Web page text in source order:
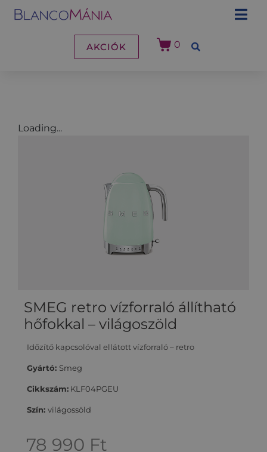
AKCIÓK 0
Loading...
SMEG retro vízforraló állítható
hőfokkal – világoszöld
Időzítő kapcsolóval ellátott vízforraló – retro
Gyártó: Smeg
Cikkszám: KLF04PGEU
Szín: világossöld
78 990 Ft